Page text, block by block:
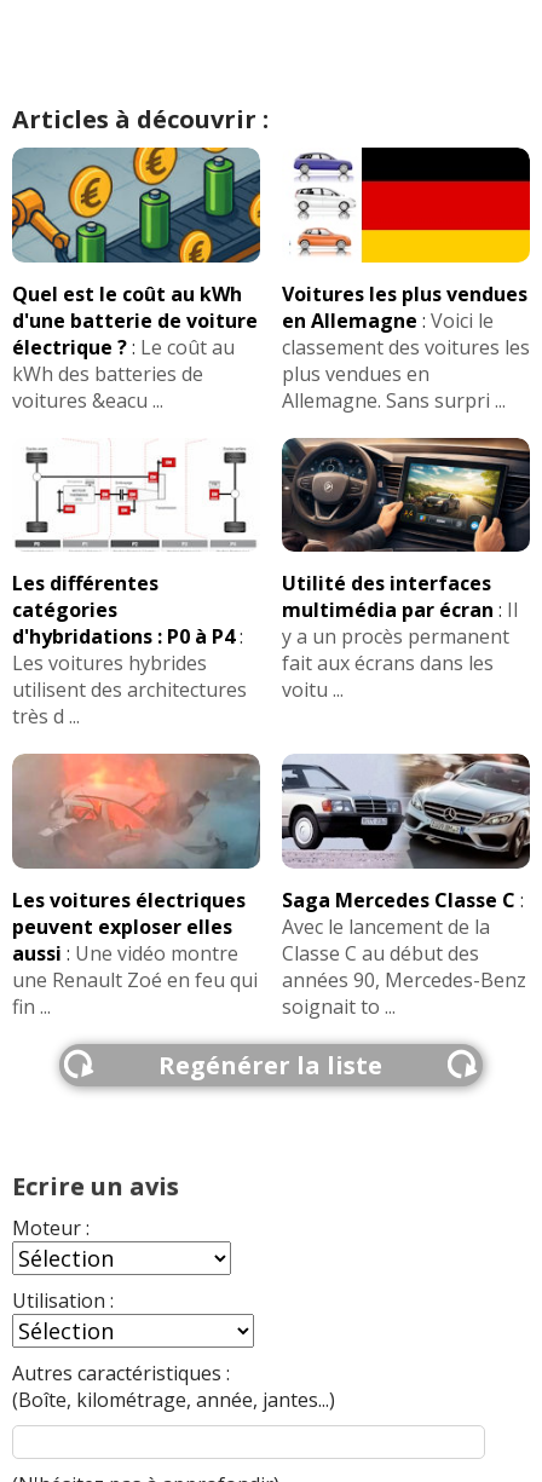
Articles à découvrir :
Quel est le coût au kWh
d'une batterie de voiture
électrique ?: Le coût au
kWh des batteries de
voitures &eacu ...
Voitures les plus vendues
en Allemagne : Voici le
classement des voitures les
plus vendues en
Allemagne. Sans surpri ...
Les différentes
catégories
d'hybridations : P0 à P4:
Les voitures hybrides
utilisent des architectures
très d ...
Utilité des interfaces
multimédia par écran : Il
y a un procès permanent
fait aux écrans dans les
voitu ...
Les voitures électriques
peuvent exploser elles
aussi : Une vidéo montre
une Renault Zoé en feu qui
fin ...
Saga Mercedes Classe C :
Avec le lancement de la
Classe C au début des
années 90, Mercedes-Benz
soignait to ...
Regénérer la liste
Ecrire un avis
Moteur :
Utilisation :
Autres caractéristiques :
(Boîte, kilométrage, année, jantes...)